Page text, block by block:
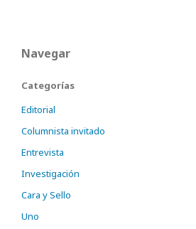
Navegar
Categorías
Editorial
Columnista invitado
Entrevista
Investigación
Cara y Sello
Uno